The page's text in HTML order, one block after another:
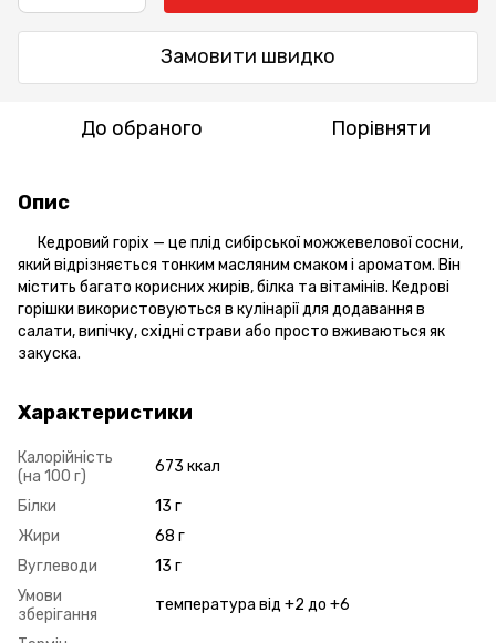
Замовити швидко
До обраного Порівняти
Опис
Кедровий горіх — це плід сибірської можжевелової сосни,
який відрізняється тонким масляним смаком і ароматом. Він
містить багато корисних жирів, білка та вітамінів. Кедрові
горішки використовуються в кулінарії для додавання в
салати, випічку, східні страви або просто вживаються як
закуска.
Характеристики
Калорійність
(на 100 г)
673 ккал
Білки
13 г
Жири
68 г
Вуглеводи
13 г
Умови
зберігання
температура від +2 до +6